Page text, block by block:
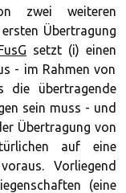
zwei weiteren
Übertragung
setzt (i) einen
- im Rahmen von
die übertragende
sein muss - und
Übertragung von
auf eine
Vorliegend
(eine